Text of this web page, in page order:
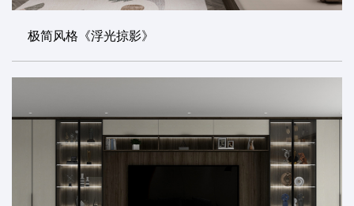
极简风格《浮光掠影》